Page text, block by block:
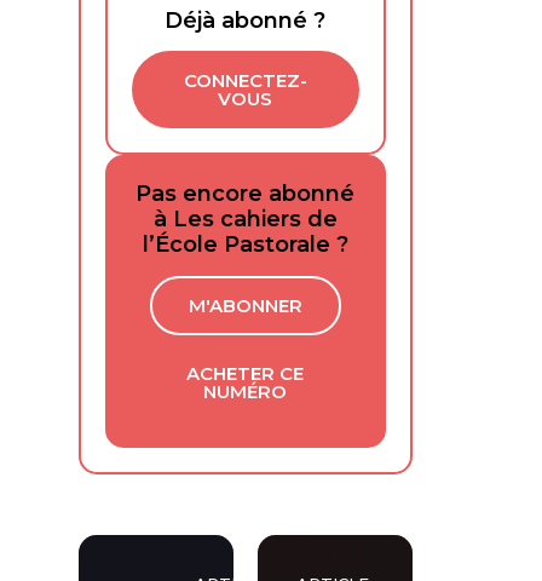
Déjà abonné ?
CONNECTEZ-
VOUS
Pas encore abonné
à Les cahiers de
l’École Pastorale ?
M'ABONNER
ACHETER CE
NUMÉRO